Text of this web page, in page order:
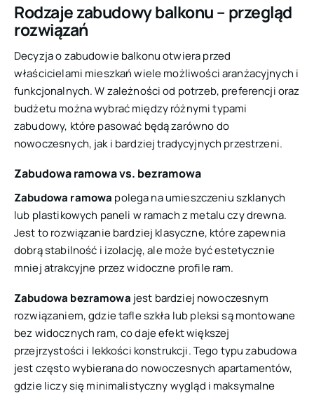
Rodzaje zabudowy balkonu – przegląd
rozwiązań
Decyzja o zabudowie balkonu otwiera przed
właścicielami mieszkań wiele możliwości aranżacyjnych i
funkcjonalnych. W zależności od potrzeb, preferencji oraz
budżetu można wybrać między różnymi typami
zabudowy, które pasować będą zarówno do
nowoczesnych, jak i bardziej tradycyjnych przestrzeni.
Zabudowa ramowa vs. bezramowa
Zabudowa ramowa polega na umieszczeniu szklanych
lub plastikowych paneli w ramach z metalu czy drewna.
Jest to rozwiązanie bardziej klasyczne, które zapewnia
dobrą stabilność i izolację, ale może być estetycznie
mniej atrakcyjne przez widoczne profile ram.
Zabudowa bezramowa jest bardziej nowoczesnym
rozwiązaniem, gdzie tafle szkła lub pleksi są montowane
bez widocznych ram, co daje efekt większej
przejrzystości i lekkości konstrukcji. Tego typu zabudowa
jest często wybierana do nowoczesnych apartamentów,
gdzie liczy się minimalistyczny wygląd i maksymalne